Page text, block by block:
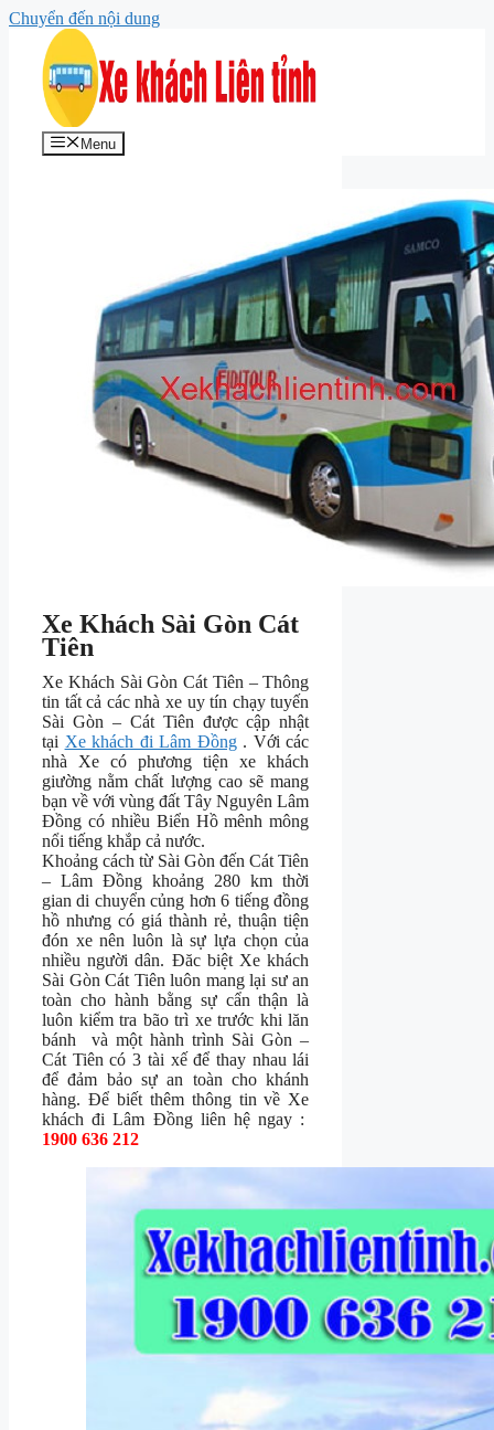
Chuyển đến nội dung
Menu
Xe Khách Sài Gòn Cát
Tiên
Xe Khách Sài Gòn Cát Tiên – Thông
tin tất cả các nhà xe uy tín chạy tuyến
Sài Gòn – Cát Tiên được cập nhật
tại Xe khách đi Lâm Đồng. Với các
nhà Xe có phương tiện xe khách
giường nằm chất lượng cao sẽ mang
bạn về với vùng đất Tây Nguyên Lâm
Đồng có nhiều Biển Hồ mênh mông
nổi tiếng khắp cả nước.
Khoảng cách từ Sài Gòn đến Cát Tiên
– Lâm Đồng khoảng 280 km thời
gian di chuyển củng hơn 6 tiếng đồng
hồ nhưng có giá thành rẻ, thuận tiện
đón xe nên luôn là sự lựa chọn của
nhiều người dân. Đăc biệt Xe khách
Sài Gòn Cát Tiên luôn mang lại sư an
toàn cho hành bằng sự cẩn thận là
luôn kiểm tra bão trì xe trước khi lăn
bánh và một hành trình Sài Gòn –
Cát Tiên có 3 tài xế để thay nhau lái
để đảm bảo sự an toàn cho khánh
hàng. Để biết thêm thông tin về Xe
khách đi Lâm Đồng liên hệ ngay :
1900 636 212